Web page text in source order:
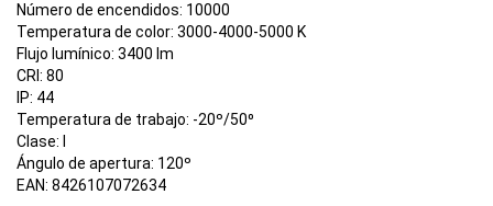
Número de encendidos: 10000
Temperatura de color: 3000-4000-5000 K
Flujo lumínico: 3400 lm
CRI: 80
IP: 44
Temperatura de trabajo: -20º/50⁰
Clase:
Ángulo de apertura: 120º
EAN: 8426107072634